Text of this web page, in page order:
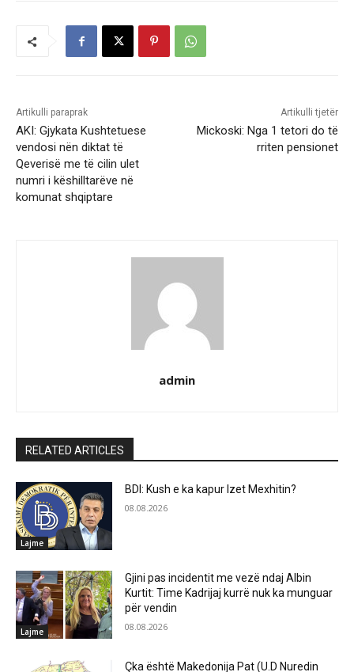
Artikulli paraprak
AKI: Gjykata Kushtetuese
vendosi nën diktat të
Qeverisë me të cilin ulet
numri i këshilltarëve në
komunat shqiptare
Artikulli tjetër
Mickoski: Nga 1 tetori do të
rriten pensionet
admin
RELATED ARTICLES
Lajme
BDI: Kush e ka kapur Izet Mexhitin?
08.08.2026
Lajme
Gjini pas incidentit me vezë ndaj Albin
Kurtit: Time Kadrijaj kurrë nuk ka munguar
për vendin
08.08.2026
Çka është Makedonija Pat (U.D Nuredin